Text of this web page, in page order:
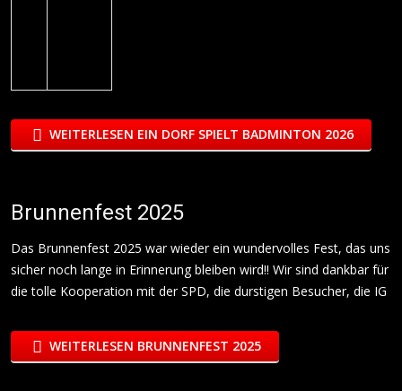
WEITERLESEN EIN DORF SPIELT BADMINTON 2026
Brunnenfest 2025
Das Brunnenfest 2025 war wieder ein wundervolles Fest, das uns
sicher noch lange in Erinnerung bleiben wird!! Wir sind dankbar für
die tolle Kooperation mit der SPD, die durstigen Besucher, die IG
WEITERLESEN BRUNNENFEST 2025